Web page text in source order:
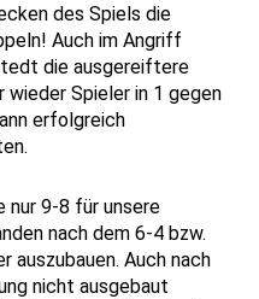
des Spiels die
Auch im Angriff
die ausgereiftere
wieder Spieler in 1 gegen
erfolgreich
nur 9-8 für unsere
nach dem 6-4 bzw.
auszubauen. Auch nach
nicht ausgebaut